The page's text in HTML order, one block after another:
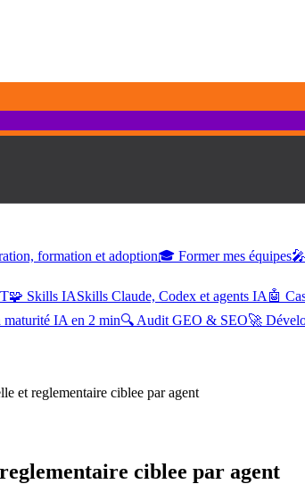
formation et adoption🎓 Former mes équipes
🧩 Skills IASkills Claude, Codex et agents IA 🤖
maturité IA en 2 min🔍 Audit GEO & SEO🚀
et reglementaire ciblee par agent
ciblee par agent